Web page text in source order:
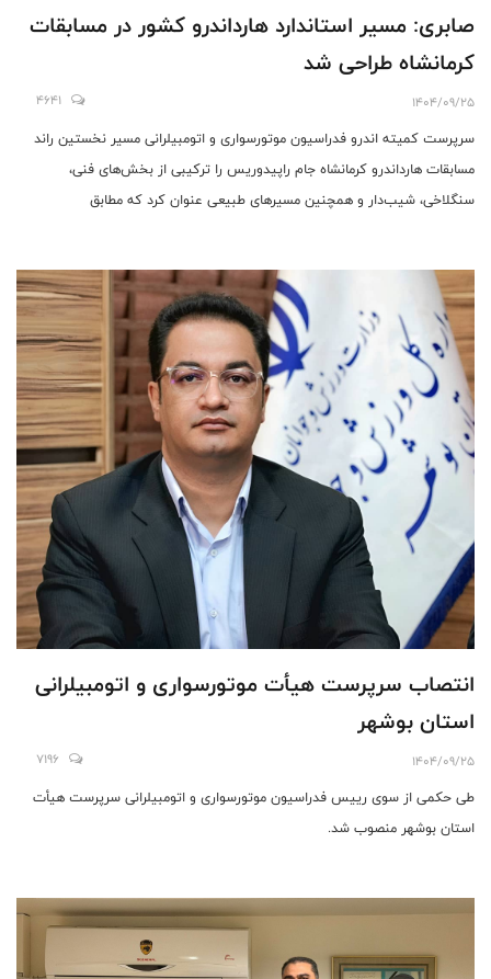
صابری: مسیر استاندارد هارداندرو کشور در مسابقات
کرمانشاه طراحی شد
1404/09/25
4641
سرپرست کمیته اندرو فدراسیون موتورسواری و اتومبیلرانی مسیر نخستین راند
مسابقات هارداندرو کرمانشاه جام راپیدوریس را ترکیبی از بخش‌های فنی،
سنگلاخی، شیب‌دار و همچنین مسیرهای طبیعی عنوان کرد که مطابق
انتصاب سرپرست هیأت موتورسواری و اتومبیلرانی
استان بوشهر
1404/09/25
7196
طی حکمی از سوی رییس فدراسیون ﻣﻮﺗﻮﺭﺳﻮﺍﺭﯼ ﻭ ﺍﺗﻮﻣﺒﯿﻠﺮﺍﻧﯽ ﺳﺮﭘﺮﺳﺖ ﻫﯿﺄﺕ
ﺍﺳﺘﺎﻥ ﺑﻮﺷﻬﺮ منصوب شد.